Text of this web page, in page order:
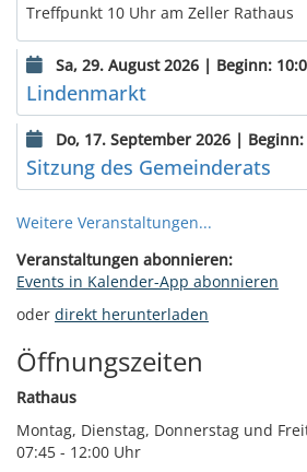
Treffpunkt 10 Uhr am Zeller Rathaus
Sa, 29. August 2026 | Beginn:
Lindenmarkt
Do, 17. September 2026 | Beginn:
Sitzung des Gemeinderats
Weitere Veranstaltungen...
Veranstaltungen abonnieren:
Events in Kalender-App abonnieren
oder direkt herunterladen
Öffnungszeiten
Rathaus
Montag, Dienstag, Donnerstag und
07:45 - 12:00 Uhr